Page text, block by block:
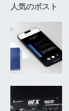
人気のポスト